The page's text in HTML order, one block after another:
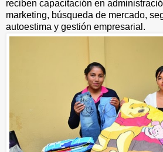
reciben capacitación en
marketing, búsqueda de mercado,
autoestima y gestión empresarial.